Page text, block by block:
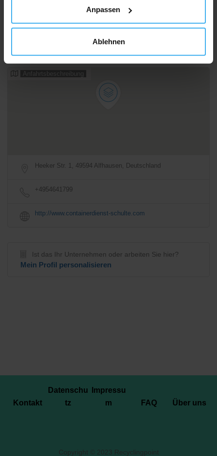
Anpassen
Ablehnen
Anfahrtsbeschreibung
Heeker Str. 1, 49594 Alfhausen, Deutschland
+4954641799
http://www.containerdienst-schulte.com
Ist das Ihr Unternehmen oder arbeiten Sie hier?
Mein Profil personalisieren
Kontakt
Datenschu
tz
Impressu
m
FAQ Über uns
Copyright © 2023 Recyclingpoint